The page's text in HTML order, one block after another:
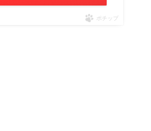
ポチップ